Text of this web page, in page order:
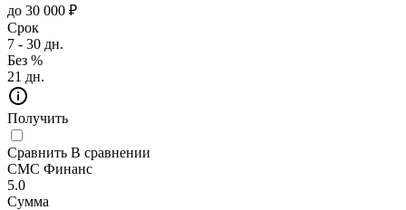
до 30 000 ₽
Срок
7 - 30 дн.
Без %
21 дн.
Получить
Сравнить В сравнении
СМС Финанс
5.0
Сумма